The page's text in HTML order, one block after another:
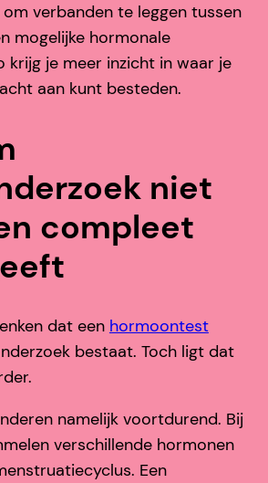
verbanden te leggen tussen
mogelijke hormonale
krijg je meer inzicht in waar je
aan kunt besteden.
niet
compleet
dat een hormoontest
bestaat. Toch ligt dat
namelijk voortdurend. Bij
verschillende hormonen
Een